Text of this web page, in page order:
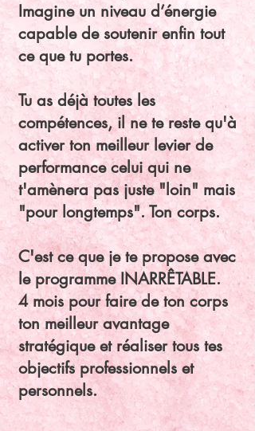
Imagine un niveau d’énergie
capable de soutenir enfin tout
ce que tu portes.
Tu as déjà toutes les
compétences, il ne te reste qu'à
activer ton meilleur levier de
performance celui qui ne
t'amènera pas juste "loin" mais
"pour longtemps". Ton corps.
C'est ce que je te propose avec
le programme INARRÊTABLE.
4 mois pour faire de ton corps
ton meilleur avantage
stratégique et réaliser tous tes
objectifs professionnels et
personnels.